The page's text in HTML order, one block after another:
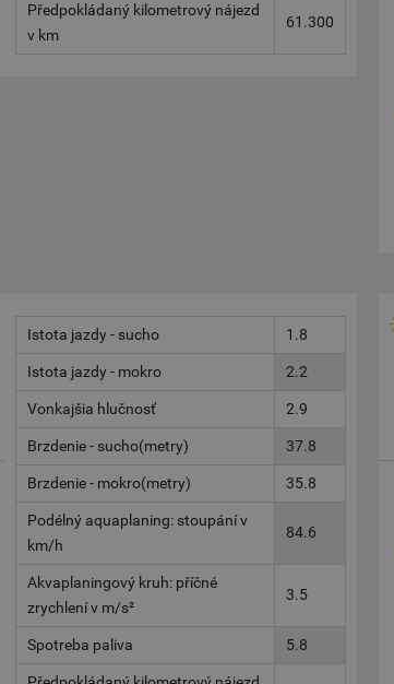
Předpokládaný kilometrový nájezd
v km
61.300
Istota jazdy - sucho 1.8
Istota jazdy - mokro 2.2
Vonkajšia hlučnosť 2.9
Brzdenie - sucho(metry) 37.8
Brzdenie - mokro(metry) 35.8
Podélný aquaplaning: stoupání v
km/h
84.6
Akvaplaningový kruh: příčné
zrychlení v m/s²
3.5
Spotreba paliva 5.8